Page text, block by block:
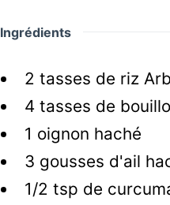
Ingrédients
2 tasses de riz
4 tasses de
1 oignon haché
3 gousses d'ail
1/2 tsp de